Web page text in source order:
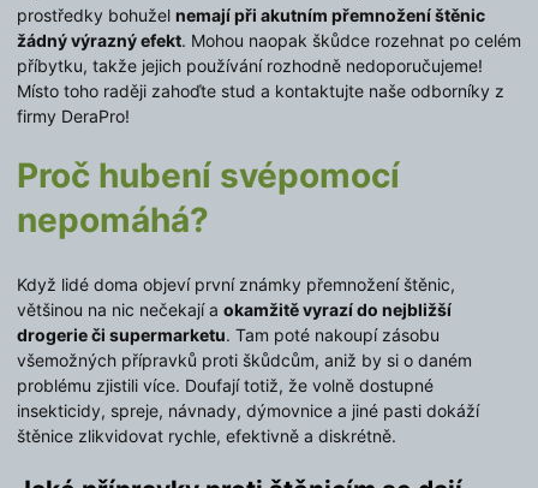
prostředky bohužel nemají při akutním přemnožení štěnic
žádný výrazný efekt. Mohou naopak škůdce rozehnat po celém
příbytku, takže jejich používání rozhodně nedoporučujeme!
Místo toho raději zahoďte stud a kontaktujte naše odborníky z
firmy DeraPro!
Proč hubení svépomocí
nepomáhá?
Když lidé doma objeví první známky přemnožení štěnic,
většinou na nic nečekají a okamžitě vyrazí do nejbližší
drogerie či supermarketu. Tam poté nakoupí zásobu
všemožných přípravků proti škůdcům, aniž by si o daném
problému zjistili více. Doufají totiž, že volně dostupné
insekticidy, spreje, návnady, dýmovnice a jiné pasti dokáží
štěnice zlikvidovat rychle, efektivně a diskrétně.